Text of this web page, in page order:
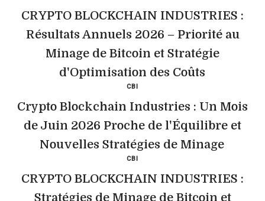
CRYPTO BLOCKCHAIN INDUSTRIES :
Résultats Annuels 2026 – Priorité au
Minage de Bitcoin et Stratégie
d'Optimisation des Coûts
CBI
Crypto Blockchain Industries : Un Mois
de Juin 2026 Proche de l'Équilibre et
Nouvelles Stratégies de Minage
CBI
CRYPTO BLOCKCHAIN INDUSTRIES :
Stratégies de Minage de Bitcoin et